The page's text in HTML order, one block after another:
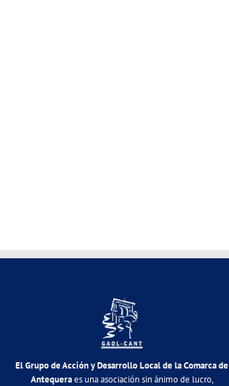
El Grupo de Acción y Desarrollo Local de la Comarca de
Antequeraes una asociación sin ánimo de lucro,